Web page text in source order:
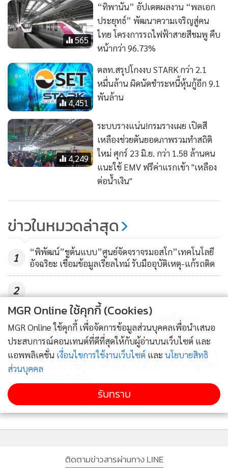
565
“ทิพานัน” อัปเดตผลงาน “พลเอก
ประยุทธ์” พัฒนาความเจริญสู่คน
ไทย โครงการรถไฟฟ้าสายสีชมพู คืบ
หน้ากว่า 96.73%
4,451
ตลท.สรุปโกงงบ STARK กว่า 2.1
หมื่นล้าน ผิดนัดชำระหนี้หุ้นกู้อีก 9.1
พันล้าน
4,249
ระบบรางแน่น!กรมรางเผย เปิดสี
เหลืองช่วยดันยอดภาพรวมทำสถิติ
ใหม่ ศุกร์ 23 มิ.ย. กว่า 1.58 ล้านคน
แนะใช้ EMV ฟรีค่าแรกเข้า "เหลือง
ต่อน้ำเงิน"
ข่าวในหมวดล่าสุด
1
“พิพัฒน์”ชูต้นแบบ”ศูนย์จัดจราจรมอสโก”เทคโนโลยี
อัจฉริยะ เชื่อมข้อมูลเรียลไทม์ รับมืออุบัติเหตุ-แก้รถติด
2
3
“ภัทรพงศ์”ลงพื้นที่ปทุมธานี กำชับแก้จุดเสี่ยงหน้า
โรงเรียน-จุดกลับรถ ทล.352 “ธัญบุรี – คลองระพีพัฒน์
4
“สิริพงศ์”ตรวจทล. 222 “พังโคน – วานรนิวาส”ขยาย 4
เลน งบ 1.1 พันล้าน เสร็จมิ.ย. 72 สั่งปรับแบบแก้จุดเสี่ยง
ข่าวอื่นในหมวด
ติดตามข่าวสารผ่านทาง LINE
MGR Online ใช้คุกกี้ (Cookies)
MGR Online ใช้คุกกี้ เพื่อจัดการข้อมูลส่วนบุคคลเพื่อนำเสนอ
ประสบการณ์คอนเทนต์ที่ดีที่สุดให้กับผู้อ่านบนเว็บไซต์ และ
แอพพลิเคชั่น เงื่อนไขการใช้งานเว็บไซต์ และ นโยบายสิทธิ
ส่วนบุคคล
รับทราบ